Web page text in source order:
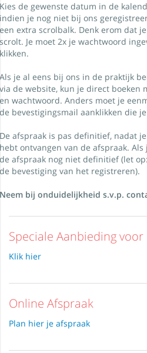
Kies de gewenste datum in de
indien je nog niet bij ons
een extra scrolbalk. Denk erom dat
scrolt. Je moet 2x je wachtwoord
klikken.
Als je al eens bij ons in de praktijk
via de website, kun je direct boeken
en wachtwoord. Anders moet je
de bevestigingsmail aanklikken die
De afspraak is pas definitief, nadat
hebt ontvangen van de afspraak.
de afspraak nog niet definitief (let
de bevestiging van het registreren).
Neem bij onduidelijkheid s.v.p.
Speciale Aanbieding
Klik hier
Online Afspraak
Plan hier je afspraak